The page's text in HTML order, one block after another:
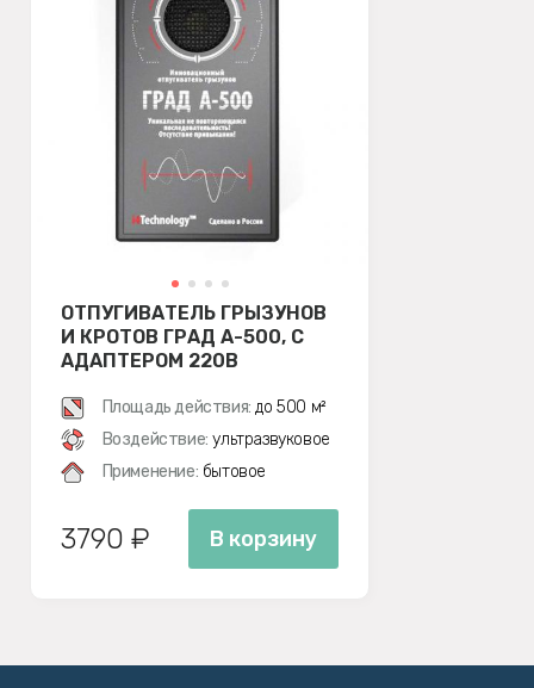
ОТПУГИВАТЕЛЬ ГРЫЗУНОВ
И КРОТОВ ГРАД А-500, С
АДАПТЕРОМ 220В
Площадь действия: до 500 м²
Воздействие: ультразвуковое
Применение: бытовое
3790 ₽ В корзину